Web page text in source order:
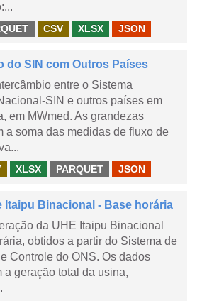
CSV XLSX JSON
do SIN com Outros Países
entre o Sistema
SIN e outros países em
em MWmed. As grandezas
a soma das medidas de fluxo de
XLSX PARQUET JSON
Itaipu Binacional - Base horária
da UHE Itaipu Binacional
obtidos a partir do Sistema de
Controle do ONS. Os dados
a geração total da usina,